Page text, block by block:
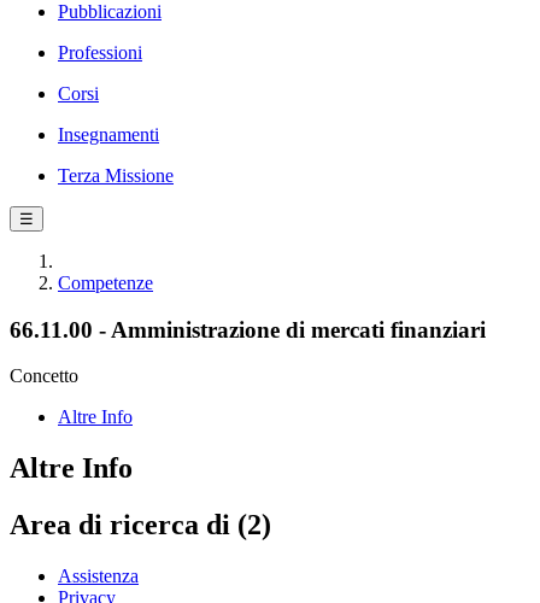
Pubblicazioni
Professioni
Corsi
Insegnamenti
Terza Missione
☰
Competenze
66.11.00 - Amministrazione di mercati finanziari
Concetto
Altre Info
Altre Info
Area di ricerca di (2)
Assistenza
Privacy